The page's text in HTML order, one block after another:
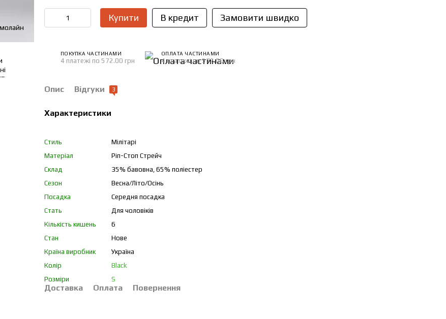
Купити В кредит Замовити швидко
ПОКУПКА ЧАСТИНАМИ
4 платежі по 572.00 грн
ОПЛАТА ЧАСТИНАМИ
4 платежі по 572.00 грн
Опис Відгуки 3
Характеристики
Стиль
Мілітарі
Матеріал
Ріп-Стоп Стрейч
Склад
35% бавовна, 65% поліестер
Сезон
Весна/Літо/Осінь
Посадка
Середня посадка
Стать
Для чоловіків
Кількість кишень
6
Стан
Нове
Країна виробник
Україна
Колір
Black
Розміри
S
Доставка Оплата Повернення